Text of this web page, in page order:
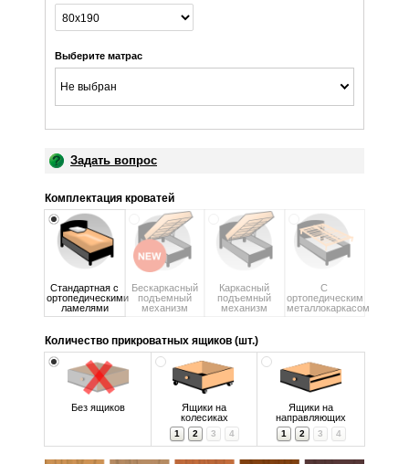
Выберите матрас
Не выбран
Задать вопрос
Комплектация кроватей
Стандартная с
ортопедическими
ламелями
Бескаркасный
подъемный
механизм
Каркасный
подъемный
механизм
С
ортопедическим
металлокаркасом
Количество прикроватных ящиков (шт.)
Без ящиков
Ящики на
колесиках
1 2 3 4
Ящики на
направляющих
1 2 3 4